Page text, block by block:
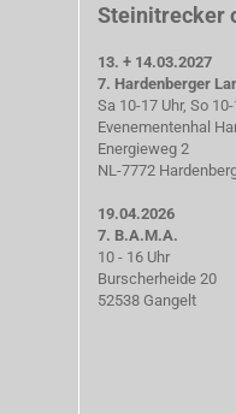
Steinitrecker
13. + 14.03.2027
7. Hardenberger
Sa 10-17 Uhr, So
Evenementenhal
Energieweg 2
NL-7772
19.04.2026
7. B.A.M.A.
10 - 16 Uhr
Burscherheide 20
52538 Gangelt